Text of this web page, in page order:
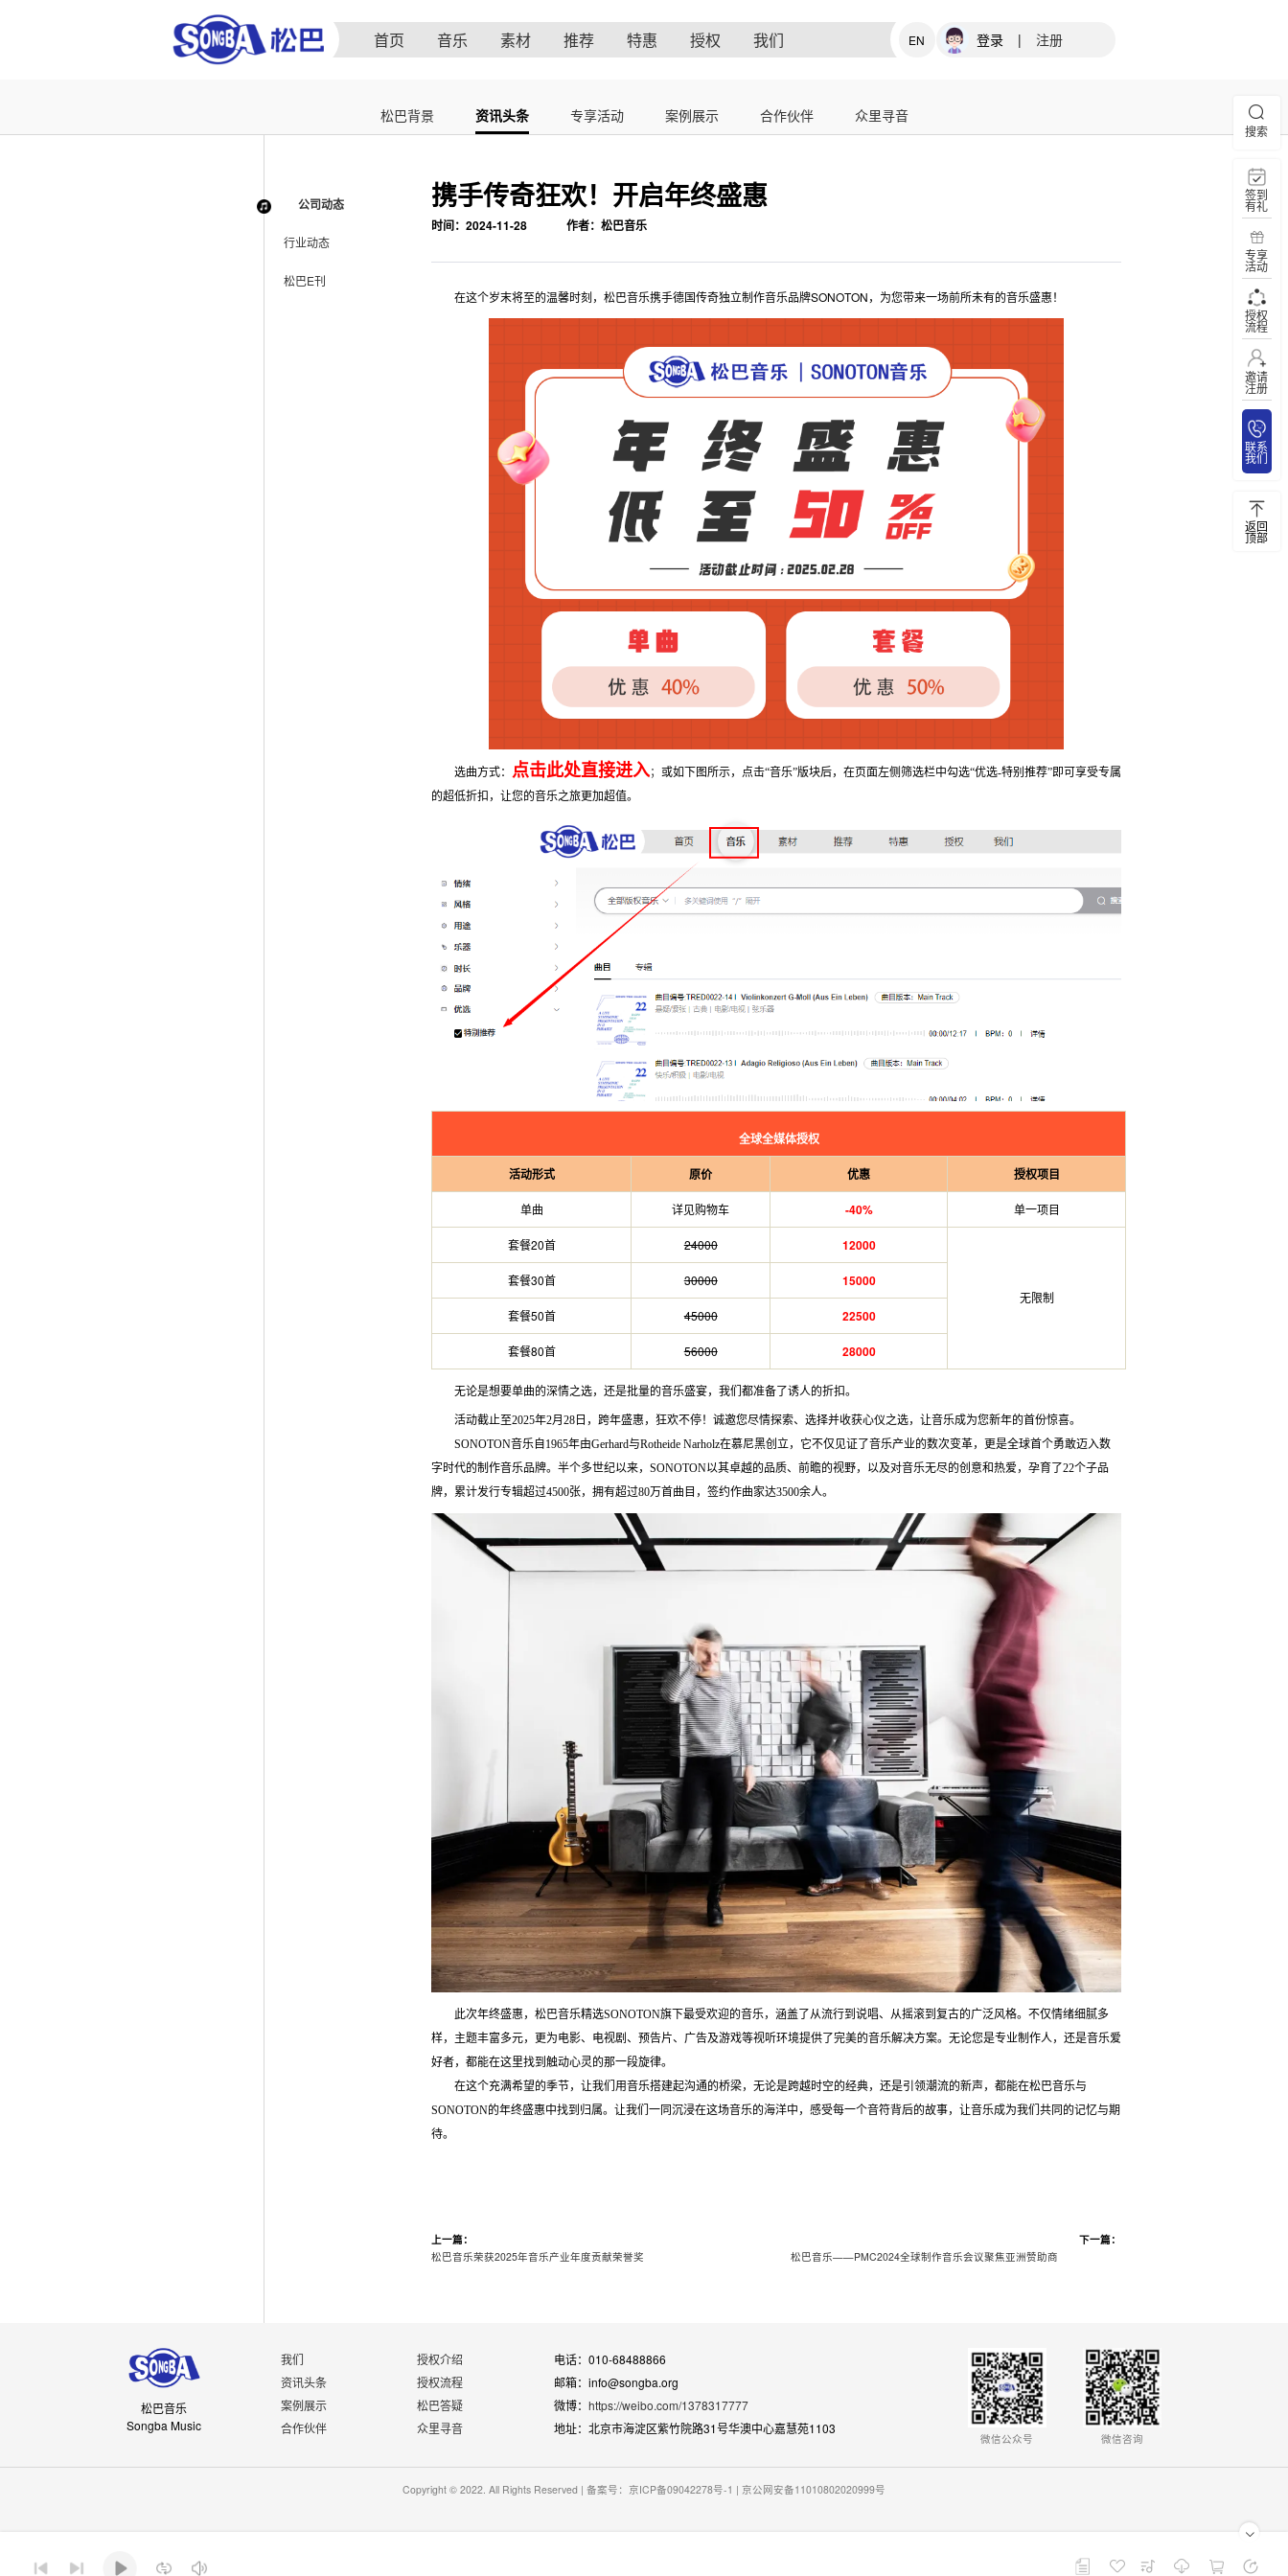
首页 音乐 素材 推荐 特惠 授权 我们 EN 登录 | 注册
松巴背景 资讯头条 专享活动 案例展示 合作伙伴 众里寻音
公司动态
行业动态
松巴E刊
携手传奇狂欢！开启年终盛惠
时间：2024-11-28 作者：松巴音乐
在这个岁末将至的温馨时刻，松巴音乐携手德国传奇独立制作音乐品牌SONOTON，为您带来一场前所未有的音乐盛惠！
选曲方式： 点击此处直接进入；或如下图所示，点击“音乐”版块后，在页面左侧筛选栏中勾选“优选-特别推荐”即可享受专属
的超低折扣，让您的音乐之旅更加超值。
全球全媒体授权
活动形式 原价 优惠 授权项目
单曲 详见购物车 -40% 单一项目
套餐20首 24000 12000
无限制
套餐30首 30000 15000
套餐50首 45000 22500
套餐80首 56000 28000
无论是想要单曲的深情之选，还是批量的音乐盛宴，我们都准备了诱人的折扣。
活动截止至2025年2月28日，跨年盛惠，狂欢不停！诚邀您尽情探索、选择并收获心仪之选，让音乐成为您新年的首份惊喜。
SONOTON音乐自1965年由Gerhard与Rotheide Narholz在慕尼黑创立，它不仅见证了音乐产业的数次变革，更是全球首个勇敢迈入数
字时代的制作音乐品牌。半个多世纪以来，SONOTON以其卓越的品质、前瞻的视野，以及对音乐无尽的创意和热爱，孕育了22个子品
牌，累计发行专辑超过4500张，拥有超过80万首曲目，签约作曲家达3500余人。
此次年终盛惠，松巴音乐精选SONOTON旗下最受欢迎的音乐，涵盖了从流行到说唱、从摇滚到复古的广泛风格。不仅情绪细腻多
样，主题丰富多元，更为电影、电视剧、预告片、广告及游戏等视听环境提供了完美的音乐解决方案。无论您是专业制作人，还是音乐爱
好者，都能在这里找到触动心灵的那一段旋律。
在这个充满希望的季节，让我们用音乐搭建起沟通的桥梁，无论是跨越时空的经典，还是引领潮流的新声，都能在松巴音乐与
SONOTON的年终盛惠中找到归属。让我们一同沉浸在这场音乐的海洋中，感受每一个音符背后的故事，让音乐成为我们共同的记忆与期
待。
上一篇：
松巴音乐荣获2025年音乐产业年度贡献荣誉奖
下一篇：
松巴音乐——PMC2024全球制作音乐会议聚焦亚洲赞助商
松巴音乐
Songba Music
我们
资讯头条
案例展示
合作伙伴
授权介绍
授权流程
松巴答疑
众里寻音
电话：010-68488866
邮箱：info@songba.org
微博： https://weibo.com/1378317777
地址：北京市海淀区紫竹院路31号华澳中心嘉慧苑1103
微信公众号 微信咨询
Copyright © 2022. All Rights Reserved | 备案号：京ICP备09042278号-1 | 京公网安备11010802020999号
搜索
签到
有礼
专享
活动
授权
流程
邀请
注册
联系
我们
返回
顶部